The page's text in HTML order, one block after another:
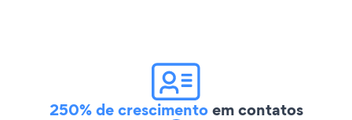
250% de crescimentoem contatos